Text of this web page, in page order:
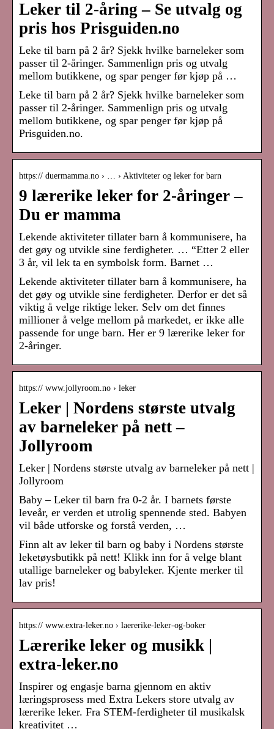
Leker til 2-åring – Se utvalg og
pris hos Prisguiden.no
Leke til barn på 2 år? Sjekk hvilke barneleker som
passer til 2-åringer. Sammenlign pris og utvalg
mellom butikkene, og spar penger før kjøp på …
Leke til barn på 2 år? Sjekk hvilke barneleker som
passer til 2-åringer. Sammenlign pris og utvalg
mellom butikkene, og spar penger før kjøp på
Prisguiden.no.
https:// duermamma.no › … › Aktiviteter og leker for barn
9 lærerike leker for 2-åringer –
Du er mamma
Lekende aktiviteter tillater barn å kommunisere, ha
det gøy og utvikle sine ferdigheter. … “Etter 2 eller
3 år, vil lek ta en symbolsk form. Barnet …
Lekende aktiviteter tillater barn å kommunisere, ha
det gøy og utvikle sine ferdigheter. Derfor er det så
viktig å velge riktige leker. Selv om det finnes
millioner å velge mellom på markedet, er ikke alle
passende for unge barn. Her er 9 lærerike leker for
2-åringer.
https:// www.jollyroom.no › leker
Leker | Nordens største utvalg
av barneleker på nett –
Jollyroom
Leker | Nordens største utvalg av barneleker på nett |
Jollyroom
Baby – Leker til barn fra 0-2 år. I barnets første
leveår, er verden et utrolig spennende sted. Babyen
vil både utforske og forstå verden, …
Finn alt av leker til barn og baby i Nordens største
leketøysbutikk på nett! Klikk inn for å velge blant
utallige barneleker og babyleker. Kjente merker til
lav pris!
https:// www.extra-leker.no › laererike-leker-og-boker
Lærerike leker og musikk |
extra-leker.no
Inspirer og engasje barna gjennom en aktiv
læringsprosess med Extra Lekers store utvalg av
lærerike leker. Fra STEM-ferdigheter til musikalsk
kreativitet …